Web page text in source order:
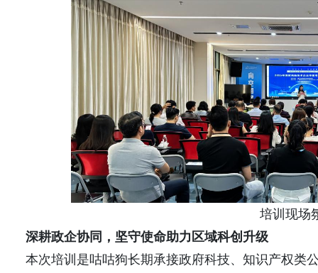
培训现场
深耕政企协同，坚守使命助力区域科创升级
本次培训是咕咕狗长期承接政府科技、知识产权类